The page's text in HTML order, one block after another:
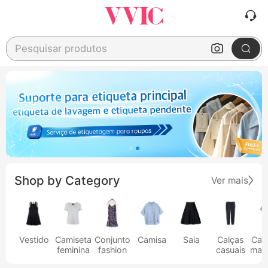
Pesquisar produtos
Shop by Category Ver mais
Vestido
Camiseta
feminina
Conjunto
fashion
Camisa Saia
Calças
casuais